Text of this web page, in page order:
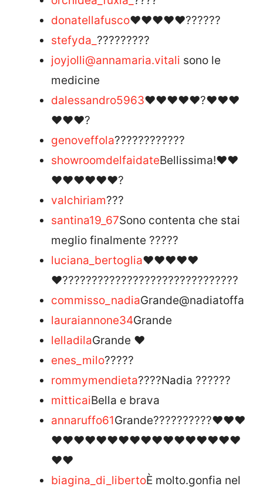
donatellafusco❤️❤️❤️❤️❤️??????
stefyda_ ?????????
joyjolli@annamaria.vitali sono le
medicine
dalessandro5963❤️❤️❤️❤️❤️?❤️❤️❤️
❤️❤️❤️?
genoveffola????????????
showroomdelfaidateBellissima!❤❤
❤❤❤❤❤❤?
valchiriam???
santina19_67Sono contenta che stai
meglio finalmente ?????
luciana_bertoglia❤️❤️❤️❤️❤️
❤️??????????????????????????????
commisso_nadiaGrande@nadiatoffa
lauraiannone34Grande
lelladilaGrande ❤
enes_milo?????
rommymendieta????Nadia ??????
mitticaiBella e brava
annaruffo61Grande??????????❤❤❤
❤❤❤❤❤❤❤❤❤❤❤❤❤❤❤❤❤
❤❤
biagina_di_libertoÈ molto.gonfia nel